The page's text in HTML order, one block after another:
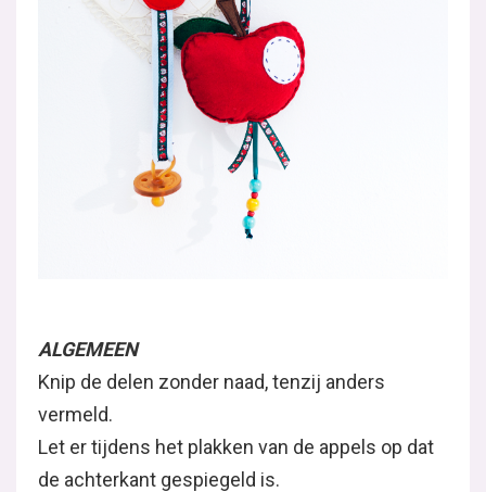
ALGEMEEN
Knip de delen zonder naad, tenzij anders
vermeld.
Let er tijdens het plakken van de appels op dat
de achterkant gespiegeld is.